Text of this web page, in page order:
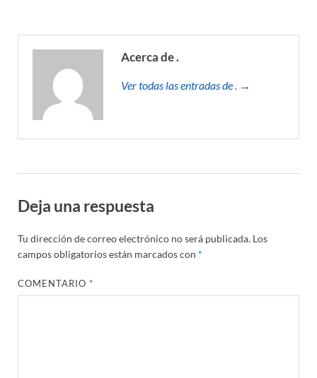
Acerca de .
Ver todas las entradas de . →
Deja una respuesta
Tu dirección de correo electrónico no será publicada. Los
campos obligatorios están marcados con *
COMENTARIO*